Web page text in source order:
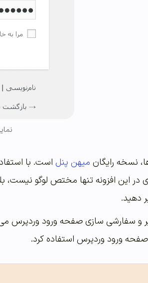
نسخه رایگان میهن پنل است. با
این افزونه تنها مختص لوگو نیست،
دهید.
و سفارشی سازی صفحه ورود وردپرس
صفحه ورود وردپرس استفاده کرد.